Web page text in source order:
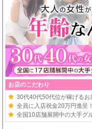
お店のこだわり
30代40代50代位が稼げるお
全員に入店祝金20万円進呈！
全国10店舗展開中の大手グ